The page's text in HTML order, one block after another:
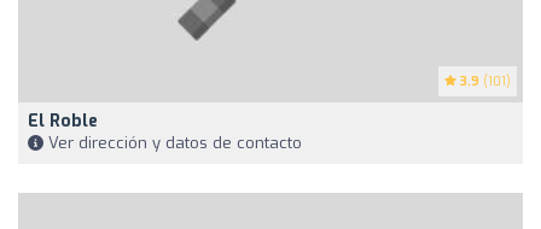
3.9 (101)
El Roble
Ver dirección y datos de contacto